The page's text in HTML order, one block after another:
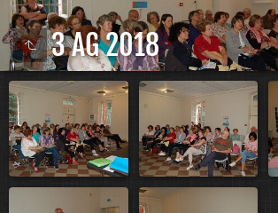
3 AG 2018